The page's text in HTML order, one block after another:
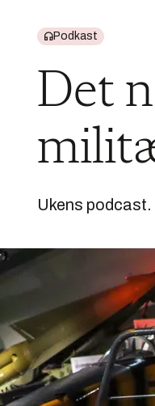
Podkast
Det
Ukens podcast.